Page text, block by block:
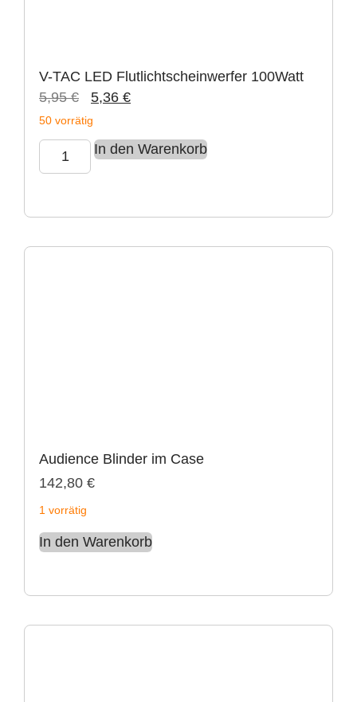
V-TAC LED Flutlichtscheinwerfer 100Watt
5,95€ 5,36 €
50 vorrätig
In den Warenkorb
Audience Blinder im Case
142,80 €
1 vorrätig
In den Warenkorb